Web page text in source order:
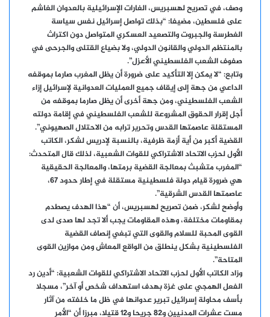
وصف، في تصريح لهسبريس، الغارات الإسرائيلية بالعدوان الغاشم
على فلسطين، مضيفا: “بذلك تواصل إسرائيل نفس سياسة
الغطرسة والجبروت والتصعيد العسكري المتواصل دون اكتراث
بالمنتظم الدولي والقانون الدولي، ولا بضياع القتلى والجرحى في
صفوف الشعب الفلسطيني الأعزل”.
وتابع: “لا يمكن إلا التأكيد على ضرورة أن يظل المغرب صارما بموقفه
الداعي من جهة إلى إيقاف جميع العمليات العدوانية لإسرائيل إزاء
الشعب الفلسطيني، ومن جهة أخرى أن يظل صارما بموقفه من
أجل إقرار الحقوق المشروعة للشعب الفلسطيني في إقامة دولته
المستقلة عاصمتها القدس وتحرير ترابه من الاحتلال الصهيوني”.
القضية أكبر من أية أزمة ظرفية، بالنسبة لإدريس لشكر، الكاتب
الأول لحزب الاتحاد الاشتراكي للقوات الشعبية، لذلك قال المتحدث:
“المغرب متشبث بمعالجة القضية برمتها، والمعالجة الحقيقية
هي ضرورة قيام دولة فلسطينية مستقلة في إطار حدود 67،
عاصمتها القدس الشرقية”.
وأوضح لشكر، ضمن تصريح لهسبريس، أن “هذا الهدف يصطدم
بمقاومات مختلفة، وهذه المقاومات يجب ألا تجد لها صدى لدى
القوى المحبة للسلام والقوى التي تبغي إنصاف القضية
الفلسطينية بشكل ينطلق من الواقع المعاش ومن موازين القوى
المتاحة”.
وزاد الكاتب الأول لحزب الاتحاد الاشتراكي للقوات الشعبية: “أدين رد
الفعل الهمجي على غزة بهدف استهداف شخص أو آخر”، مسجلا
بأسف محاولة إسرائيل تبرير عدوانها في ظل ما خلفته من آثار
مست عشرات المدنيين و82 جريحا و12 قتيلا، مبرزا أن “الأمر